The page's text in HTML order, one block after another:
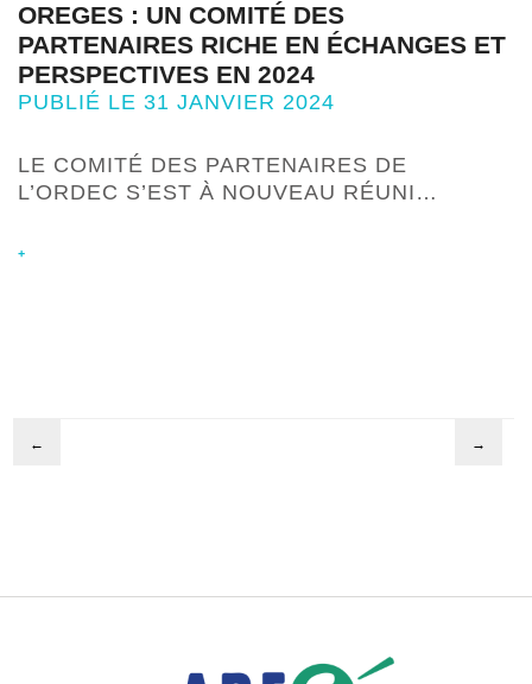
OREGES : UN COMITÉ DES
PARTENAIRES RICHE EN ÉCHANGES ET
PERSPECTIVES EN 2024
PUBLIÉ LE 31 JANVIER 2024
LE COMITÉ DES PARTENAIRES DE
L’ORDEC S’EST À NOUVEAU RÉUNI…
+
← →